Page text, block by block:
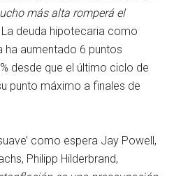
más alta romperá el
La deuda hipotecaria como
ha aumentado 6 puntos
desde que el último ciclo de
punto máximo a finales de
como espera Jay Powell,
Philipp Hilderbrand,